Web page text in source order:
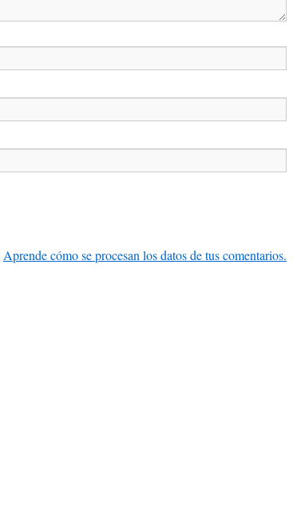
Aprende cómo se procesan los datos de tus comentarios.